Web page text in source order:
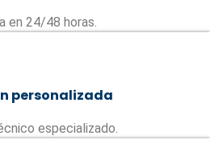
en 24/48 horas.
personalizada
especializado.